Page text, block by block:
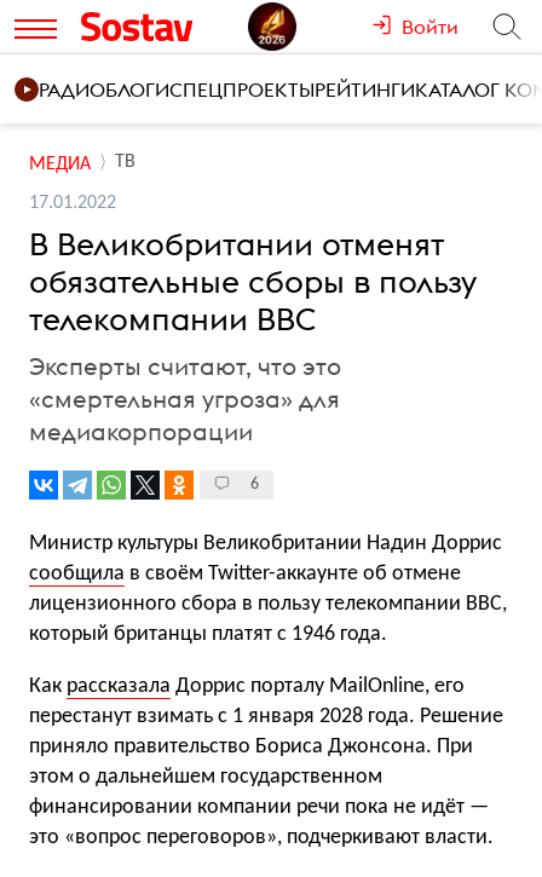
Войти
РАДИОБЛОГИСПЕЦПРОЕКТЫРЕЙТИНГИКАТАЛОГ
МЕДИА ТВ
17.01.2022
В Великобритании отменят
обязательные сборы в пользу
телекомпании BBC
Эксперты считают, что это
«смертельная угроза» для
медиакорпорации
6
Министр культуры Великобритании Надин Доррис
сообщила в своём Twitter-аккаунте об отмене
лицензионного сбора в пользу телекомпании BBC,
который британцы платят с 1946 года.
Как рассказала Доррис порталу MailOnline, его
перестанут взимать с 1 января 2028 года. Решение
приняло правительство Бориса Джонсона. При
этом о дальнейшем государственном
финансировании компании речи пока не идёт —
это «вопрос переговоров», подчеркивают власти.